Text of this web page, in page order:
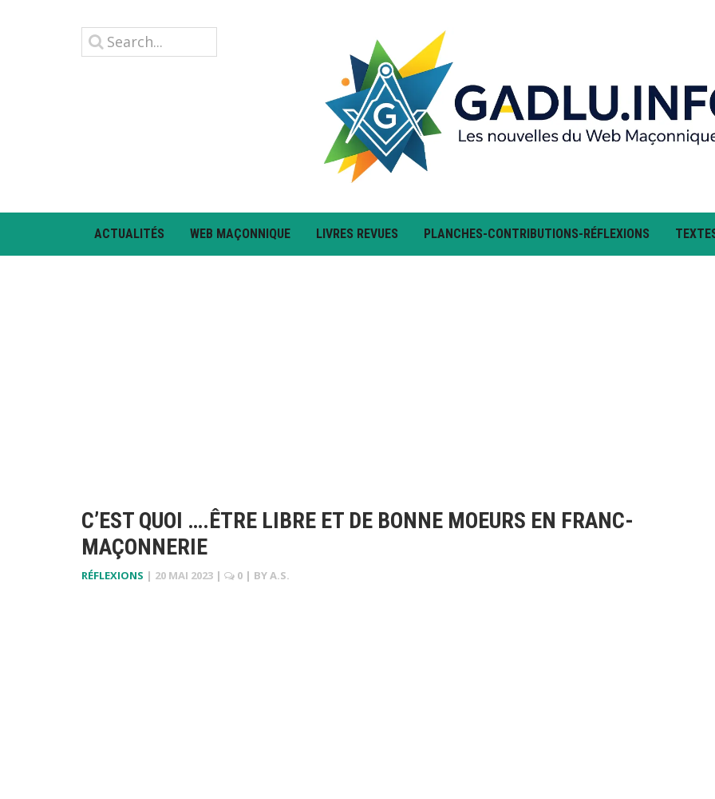
ACTUALITÉS WEB MAÇONNIQUE LIVRES REVUES PLANCHES-CONTRIBUTIONS-RÉFLEXIONS
C’EST QUOI ….ÊTRE LIBRE ET DE BONNE MOEURS EN FRANC-
MAÇONNERIE
RÉFLEXIONS | 20 MAI 2023 | 0 | BYA.S.